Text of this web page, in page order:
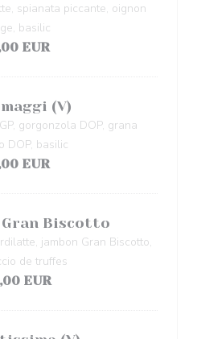
spianata piccante, oignon
basilic
EUR
(V)
gorgonzola DOP, grana
DOP, basilic
EUR
Biscotto
jambon Gran Biscotto,
de truffes
EUR